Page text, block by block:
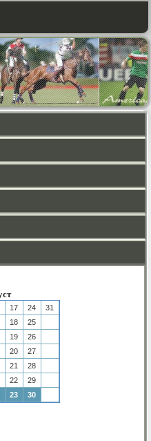
17 24
31
18
25
19
26
20
27
21
28
22
29
23 30